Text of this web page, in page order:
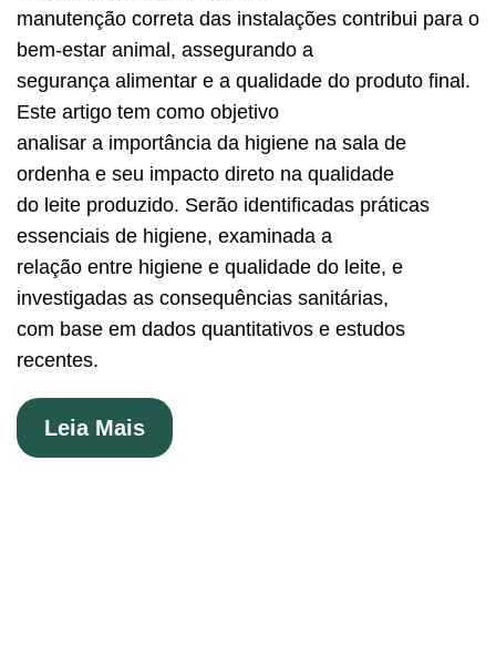
manutenção correta das instalações contribui para o
bem-estar animal, assegurando a
segurança alimentar e a qualidade do produto final.
Este artigo tem como objetivo
analisar a importância da higiene na sala de
ordenha e seu impacto direto na qualidade
do leite produzido. Serão identificadas práticas
essenciais de higiene, examinada a
relação entre higiene e qualidade do leite, e
investigadas as consequências sanitárias,
com base em dados quantitativos e estudos
recentes.
Leia Mais